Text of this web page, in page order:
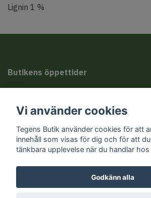
Lignin 1 %
Butikens öppettider
Sociala medier
Vi använder cookies
Tegens Butik använder cookies för att
innehåll som visas för dig och för att
tänkbara upplevelse när du handlar
Godkänn alla